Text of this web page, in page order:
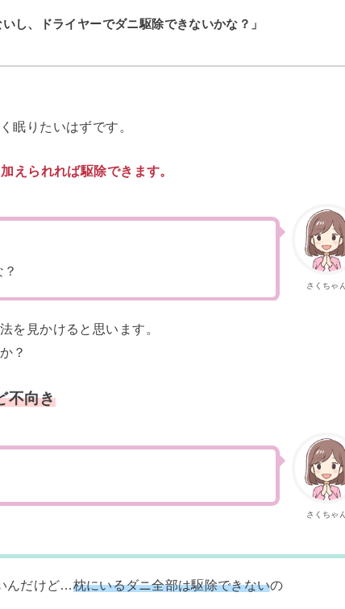
し、ドライヤーでダニ駆除できないかな？」
眠りたいはずです。
えられれば駆除できます。
さくちゃん
を見かけると思います。
？
不向き
さくちゃん
んだけど… 枕にいるダニ全部は駆除できないの